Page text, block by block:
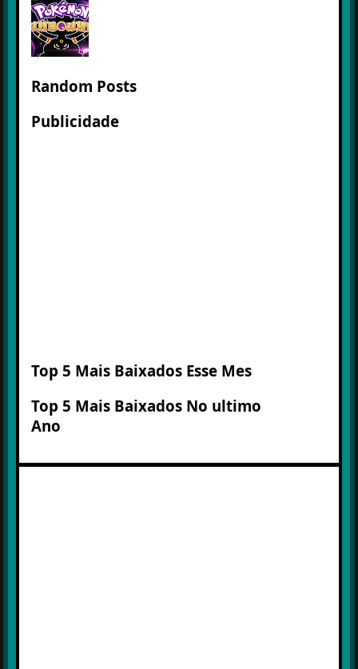
Random Posts
Publicidade
Top 5 Mais Baixados Esse Mes
Top 5 Mais Baixados No ultimo
Ano